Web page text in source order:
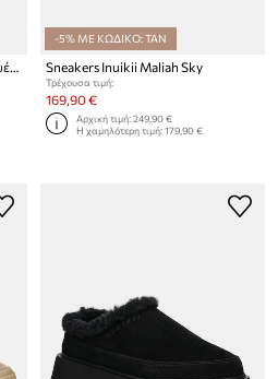
-5% ΜΕ ΚΩΔΙΚΟ: TAN
Sneakers Inuikii Maliah Sky
Τρέχουσα τιμή:
169,90 €
Αρχική τιμή:249,90 €
Η χαμηλότερη τιμή:179,90 €